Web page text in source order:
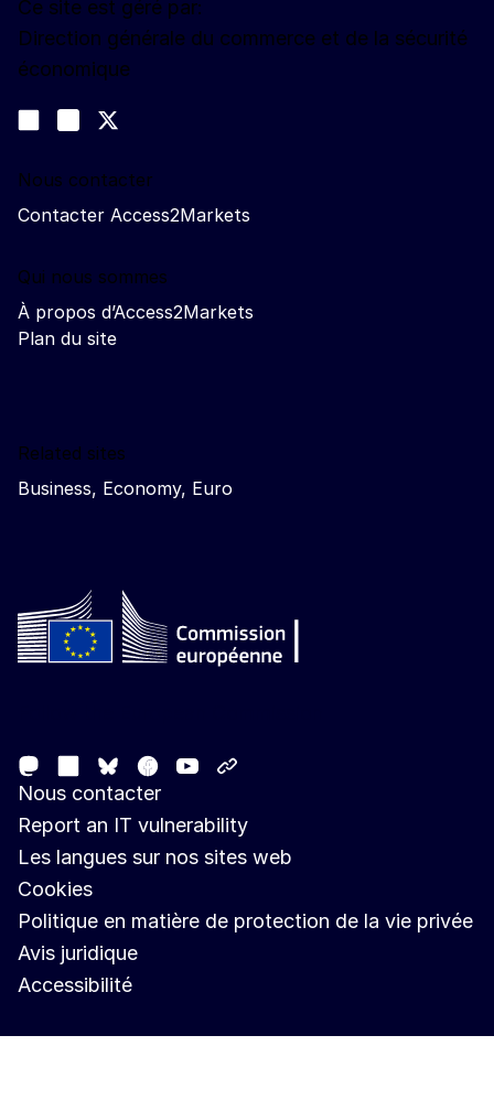
Ce site est géré par:
Direction générale du commerce et de la sécurité
économique
Join us on LinkedIn
Trade-Off podcast
Nous contacter
Contacter Access2Markets
Qui nous sommes
À propos d’Access2Markets
Plan du site
Related sites
Business, Economy, Euro
MastodonLinkedIn
Bluesky
Facebook
Youtube
Nous contacter
Report an IT vulnerability
Les langues sur nos sites web
Cookies
Politique en matière de protection de la vie privée
Avis juridique
Accessibilité